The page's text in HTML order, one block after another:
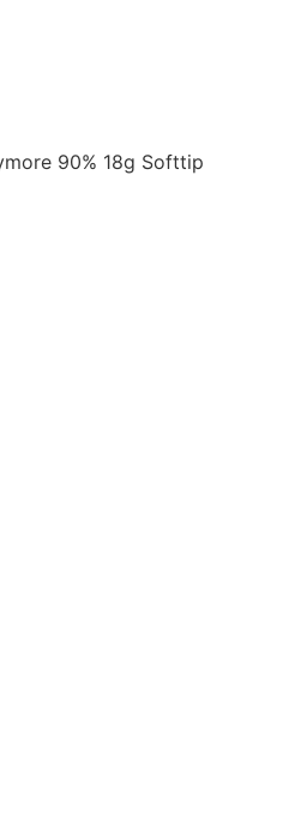
90% 18g Softtip